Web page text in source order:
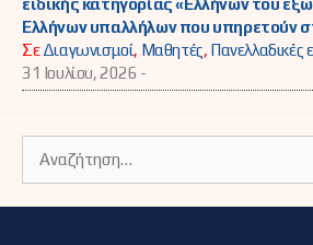
Ελλήνων υπαλλήλων που υπηρετούν
ΣεΔιαγωνισμοί, Μαθητές, Πανελλαδικές
31 Ιουλίου, 2026 -
για: